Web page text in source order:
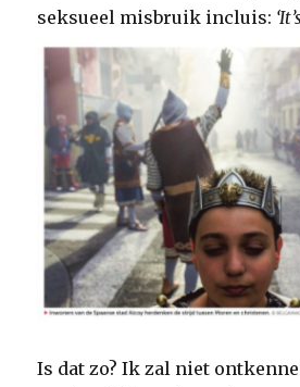
seksueel misbruik incluis:
Is dat zo? Ik zal niet